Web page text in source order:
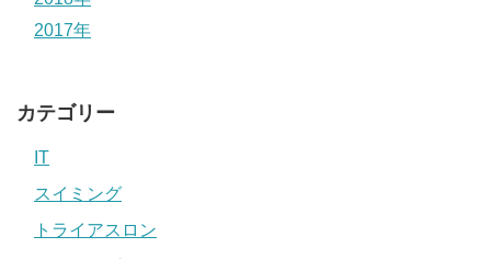
2017年
カテゴリー
IT
スイミング
トライアスロン